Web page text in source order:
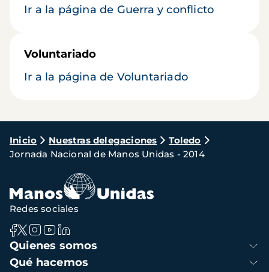
Ir a la página de Guerra y conflicto
Voluntariado
Ir a la página de Voluntariado
Ruta
de
navegación
Inicio Nuestras delegaciones
Toledo
Jornada Nacional de Manos Unidas - 2014
Navegación
principal
Quienes somos
Qué hacemos
Redes sociales